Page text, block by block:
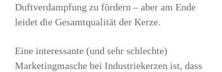
Duftverdampfung zu fördern – aber am Ende
leidet die Gesamtqualität der Kerze.
Eine interessante (und sehr schlechte)
Marketingmasche bei Industriekerzen ist, dass